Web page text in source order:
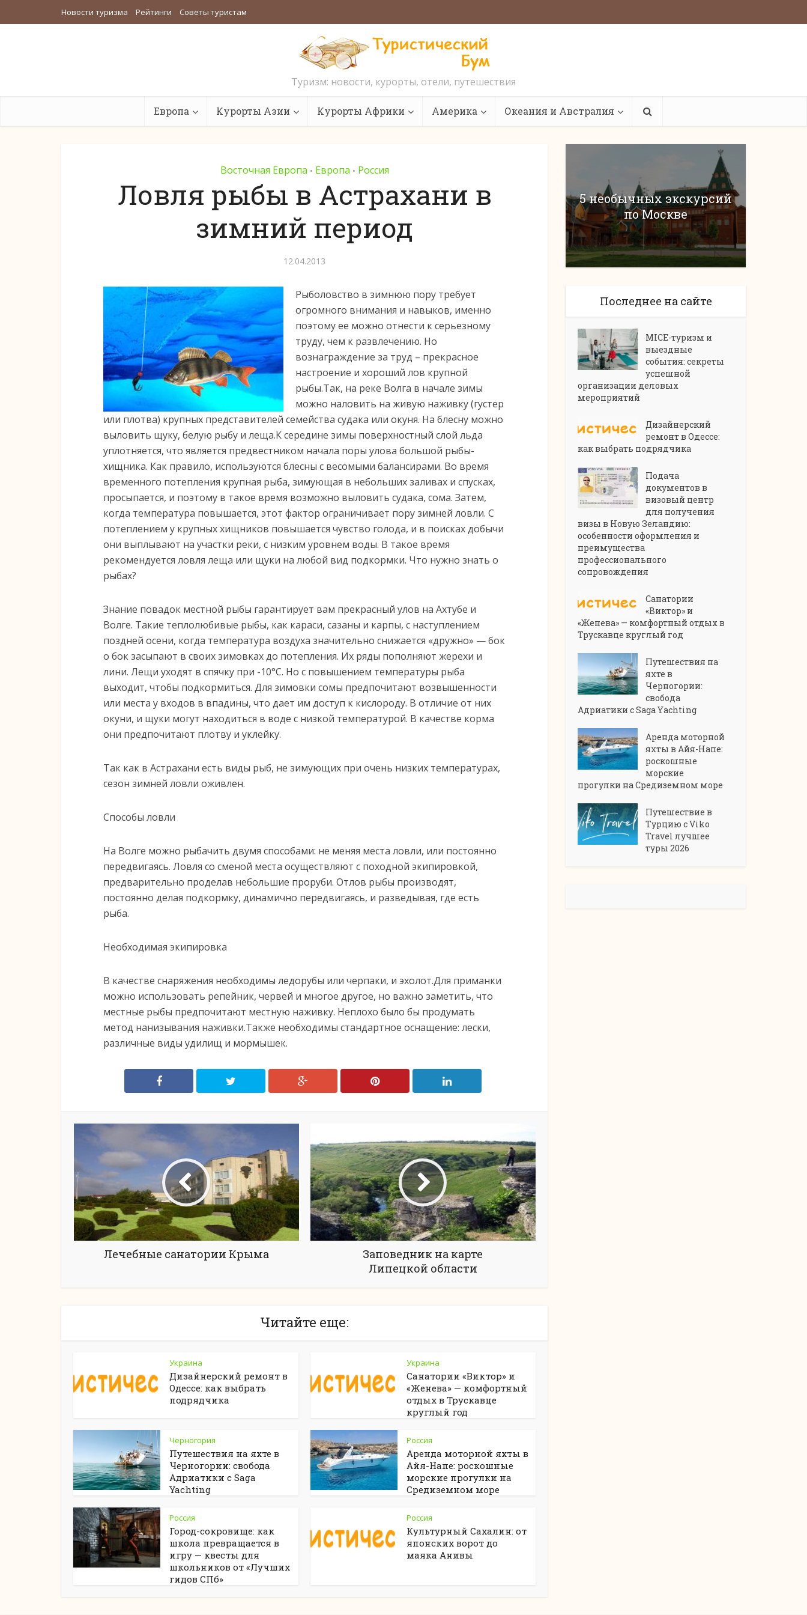
Новости туризма Рейтинги Советы туристам
Туризм: новости, курорты, отели, путешествия
Европа Курорты Азии Курорты Африки Америка Океания и Австралия
Восточная Европа • Европа • Россия
Ловля рыбы в Астрахани в
зимний период
12.04.2013
Рыболовство в зимнюю пору требует
огромного внимания и навыков, именно
поэтому ее можно отнести к серьезному
труду, чем к развлечению. Но
вознаграждение за труд – прекрасное
настроение и хороший лов крупной
рыбы.Так, на реке Волга в начале зимы
можно наловить на живую наживку (густер
или плотва) крупных представителей семейства судака или окуня. На блесну можно
выловить щуку, белую рыбу и леща.К середине зимы поверхностный слой льда
уплотняется, что является предвестником начала поры улова большой рыбы-
хищника. Как правило, используются блесны с весомыми балансирами. Во время
временного потепления крупная рыба, зимующая в небольших заливах и спусках,
просыпается, и поэтому в такое время возможно выловить судака, сома. Затем,
когда температура повышается, этот фактор ограничивает пору зимней ловли. С
потеплением у крупных хищников повышается чувство голода, и в поисках добычи
они выплывают на участки реки, с низким уровнем воды. В такое время
рекомендуется ловля леща или щуки на любой вид подкормки. Что нужно знать о
рыбах?
Знание повадок местной рыбы гарантирует вам прекрасный улов на Ахтубе и
Волге. Такие теплолюбивые рыбы, как караси, сазаны и карпы, с наступлением
поздней осени, когда температура воздуха значительно снижается «дружно» — бок
о бок засыпают в своих зимовках до потепления. Их ряды пополняют жерехи и
лини. Лещи уходят в спячку при -10°С. Но с повышением температуры рыба
выходит, чтобы подкормиться. Для зимовки сомы предпочитают возвышенности
или места у входов в впадины, что дает им доступ к кислороду. В отличие от них
окуни, и щуки могут находиться в воде с низкой температурой. В качестве корма
они предпочитают плотву и уклейку.
Так как в Астрахани есть виды рыб, не зимующих при очень низких температурах,
сезон зимней ловли оживлен.
Способы ловли
На Волге можно рыбачить двумя способами: не меняя места ловли, или постоянно
передвигаясь. Ловля со сменой места осуществляют с походной экипировкой,
предварительно проделав небольшие проруби. Отлов рыбы производят,
постоянно делая подкормку, динамично передвигаясь, и разведывая, где есть
рыба.
Необходимая экипировка
В качестве снаряжения необходимы ледорубы или черпаки, и эхолот.Для приманки
можно использовать репейник, червей и многое другое, но важно заметить, что
местные рыбы предпочитают местную наживку. Неплохо было бы продумать
метод нанизывания наживки.Также необходимы стандартное оснащение: лески,
различные виды удилищ и мормышек.
Лечебные санатории Крыма
Заповедник на карте
Липецкой области
Читайте еще:
Украина
Дизайнерский ремонт в
Одессе: как выбрать
подрядчика
Украина
Санатории «Виктор» и
«Женева» — комфортный
отдых в Трускавце
круглый год
Черногория
Путешествия на яхте в
Черногории: свобода
Адриатики с Saga
Yachting
Россия
Аренда моторной яхты в
Айя-Напе: роскошные
морские прогулки на
Средиземном море
Россия
Город-сокровище: как
школа превращается в
игру — квесты для
школьников от «Лучших
гидов СПб»
Россия
Культурный Сахалин: от
японских ворот до
маяка Анивы
5 необычных экскурсий
по Москве
Последнее на сайте
MICE-туризм и
выездные
события: секреты
успешной
организации деловых
мероприятий
Дизайнерский
ремонт в Одессе:
как выбрать подрядчика
Подача
документов в
визовый центр
для получения
визы в Новую Зеландию:
особенности оформления и
преимущества
профессионального
сопровождения
Санатории
«Виктор» и
«Женева» — комфортный отдых в
Трускавце круглый год
Путешествия на
яхте в
Черногории:
свобода
Адриатики с Saga Yachting
Аренда моторной
яхты в Айя-Напе:
роскошные
морские
прогулки на Средиземном море
Путешествие в
Турцию с Viko
Travel лучшее
туры 2026